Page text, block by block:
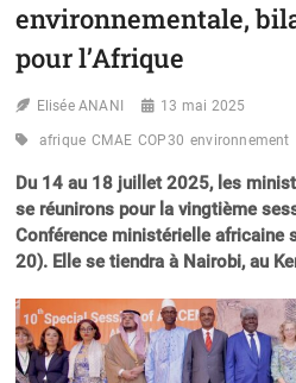
environnementale,
pour l’Afrique
Elisée ANANI 13 mai 2025
afrique CMAE COP30 environnement
Du 14 au 18 juillet 2025, les
se réunirons pour la vingtième
Conférence ministérielle africaine
20). Elle se tiendra à Nairobi, au